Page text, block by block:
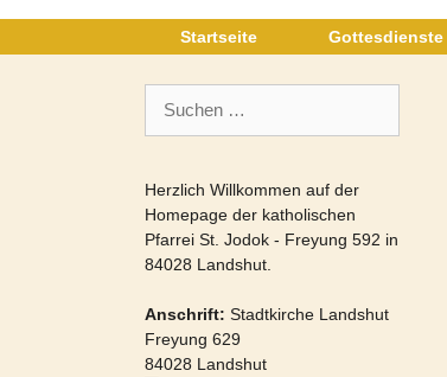
Startseite Gottesdienste
nach:
Herzlich Willkommen auf der
Homepage der katholischen
Pfarrei St. Jodok - Freyung 592 in
84028 Landshut.
Anschrift: Stadtkirche Landshut
Freyung 629
84028 Landshut